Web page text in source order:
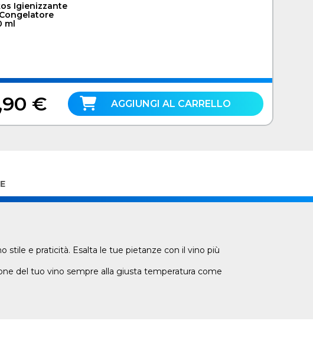
Igienizzante
ml
€ AGGIUNGI AL CARRELLO
stile e praticità. Esalta le tue pietanze con il vino più
del tuo vino sempre alla giusta temperatura come